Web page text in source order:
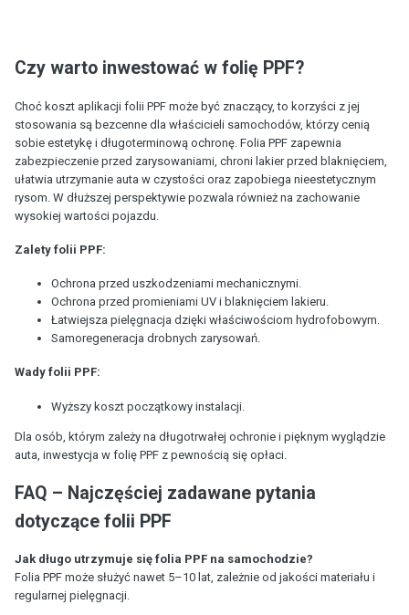
Czy warto inwestować w folię PPF?
Choć koszt aplikacji folii PPF może być znaczący, to korzyści z jej
stosowania są bezcenne dla właścicieli samochodów, którzy cenią
sobie estetykę i długoterminową ochronę. Folia PPF zapewnia
zabezpieczenie przed zarysowaniami, chroni lakier przed blaknięciem,
ułatwia utrzymanie auta w czystości oraz zapobiega nieestetycznym
rysom. W dłuższej perspektywie pozwala również na zachowanie
wysokiej wartości pojazdu.
Zalety folii PPF:
Ochrona przed uszkodzeniami mechanicznymi.
Ochrona przed promieniami UV i blaknięciem lakieru.
Łatwiejsza pielęgnacja dzięki właściwościom hydrofobowym.
Samoregeneracja drobnych zarysowań.
Wady folii PPF:
Wyższy koszt początkowy instalacji.
Dla osób, którym zależy na długotrwałej ochronie i pięknym wyglądzie
auta, inwestycja w folię PPF z pewnością się opłaci.
FAQ – Najczęściej zadawane pytania
dotyczące folii PPF
Jak długo utrzymuje się folia PPF na samochodzie?
Folia PPF może służyć nawet 5–10 lat, zależnie od jakości materiału i
regularnej pielęgnacji.